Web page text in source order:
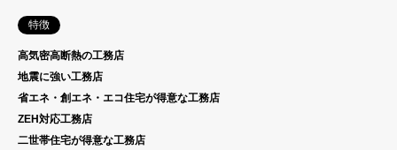
特徴
高気密高断熱の工務店
地震に強い工務店
省エネ・創エネ・エコ住宅が得意な工務店
ZEH対応工務店
二世帯住宅が得意な工務店